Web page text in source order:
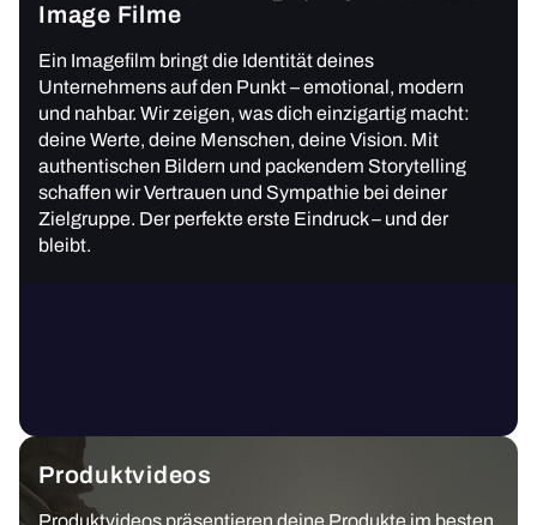
Image Filme
Ein Imagefilm bringt die Identität deines
Unternehmens auf den Punkt – emotional, modern
und nahbar. Wir zeigen, was dich einzigartig macht:
deine Werte, deine Menschen, deine Vision. Mit
authentischen Bildern und packendem Storytelling
schaffen wir Vertrauen und Sympathie bei deiner
Zielgruppe. Der perfekte erste Eindruck – und der
bleibt.
Produktvideos